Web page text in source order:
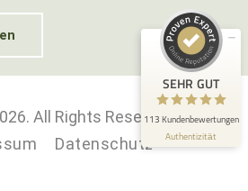
All Rights Reserved.
Datenschutz
SEHR GUT
113 Kundenbewertungen
Authentizität
4,95 / 5,00
69
Bewertungen auf
ProvenExpert.com
Bewertungen von 2
Blick aufs ProvenExpert-Profil werfen